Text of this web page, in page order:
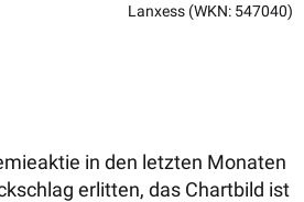
Lanxess (WKN: 547040)
in den letzten Monaten
erlitten, das Chartbild ist